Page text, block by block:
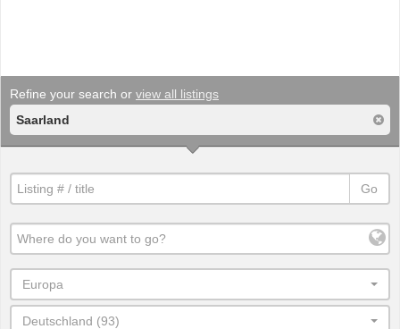
Refine your search or view all listings
Saarland
Go
Europa
Deutschland (93)